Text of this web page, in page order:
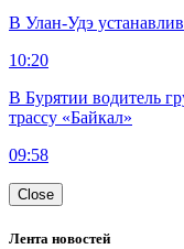
В Улан-Удэ
10:20
В Бурятии водитель
трассу «Байкал»
09:58
Close
Лента новостей